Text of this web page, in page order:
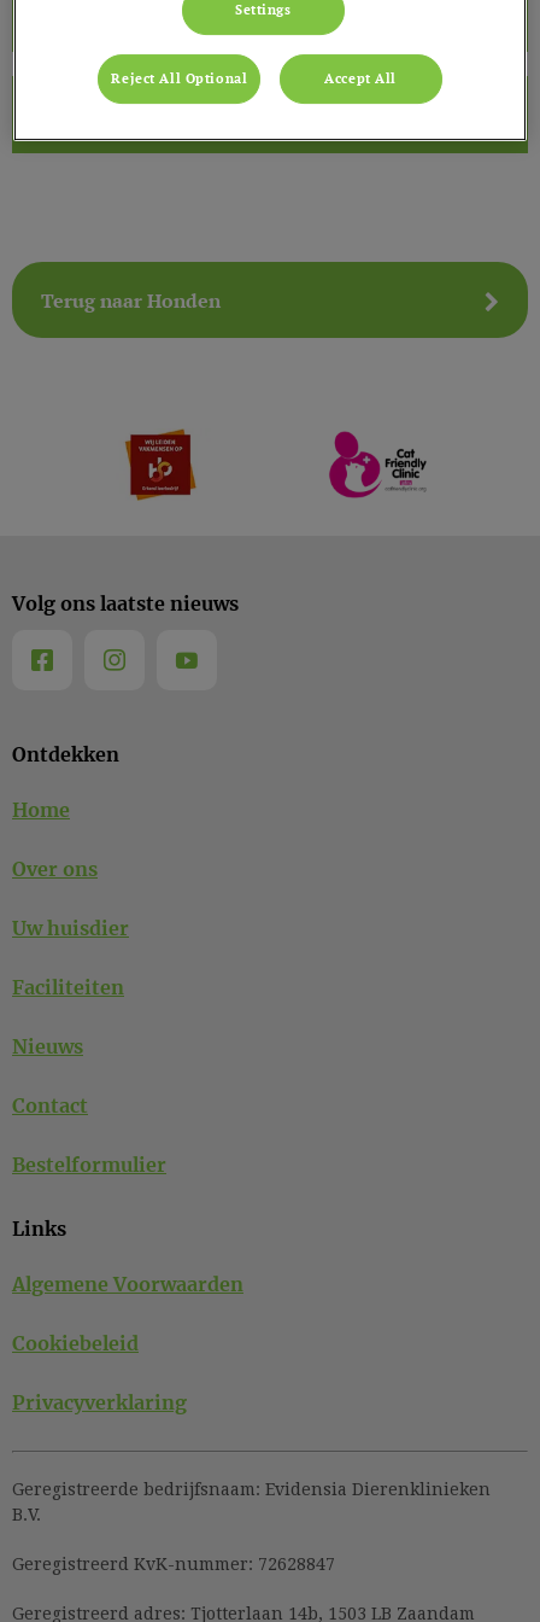
uw huisdier
Terug naar Honden
Ontdekken
Home
Over ons
Uw huisdier
Faciliteiten
Nieuws
Contact
Bestelformulier
Links
Algemene Voorwaarden
Cookiebeleid
Privacyverklaring
Volg ons laatste nieuws
Geregistreerde bedrijfsnaam: Evidensia Dierenklinieken
B.V.
Geregistreerd KvK-nummer: 72628847
Geregistreerd adres: Tjotterlaan 14b, 1503 LB Zaandam
Settings
Reject All Optional Accept All